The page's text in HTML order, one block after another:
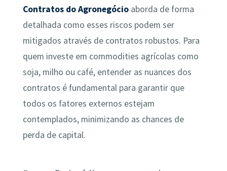
Contratos do Agronegócioaborda de forma
detalhada como esses riscos podem ser
mitigados através de contratos robustos. Para
quem investe em commodities agrícolas como
soja, milho ou café, entender as nuances dos
contratos é fundamental para garantir que
todos os fatores externos estejam
contemplados, minimizando as chances de
perda de capital.